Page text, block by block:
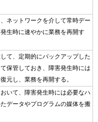
ネットワークを介して常時デー
生時に速やかに業務を再開す
て、定期的にバックアップした
保管しておき、障害発生時には
元し、業務を再開する。
いて、障害発生時には必要なハ
データやプログラムの媒体を搬